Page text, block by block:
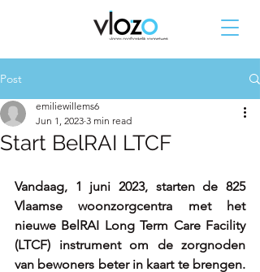
Post
Start BelRAI LTCF
emiliewillems6
Jun 1, 2023 3 min read
Vandaag, 1 juni 2023, starten de 825
Vlaamse woonzorgcentra met het
nieuwe BelRAI Long Term Care Facility
(LTCF) instrument om de zorgnoden
van bewoners beter in kaart te brengen.